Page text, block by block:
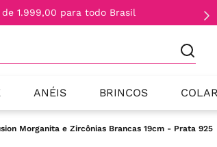
1.999,00 para todo Brasil
ANÉIS BRINCOS
Morganita e Zircônias Brancas 19cm - Prata 925